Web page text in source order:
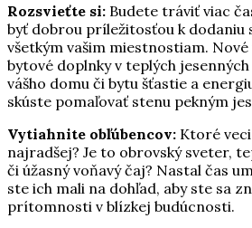
Rozsvieťte si: Budete tráviť viac
byť dobrou príležitosťou k dodaniu
všetkým vašim miestnostiam. Nové
bytové doplnky v teplých
vášho domu či bytu šťastie a
skúste pomaľovať stenu pekným
Vytiahnite obľúbencov: Ktoré
najradšej? Je to obrovský sveter,
či úžasný voňavý čaj? Nastal čas
ste ich mali na dohľad, aby ste sa
prítomnosti v blízkej budúcnosti.